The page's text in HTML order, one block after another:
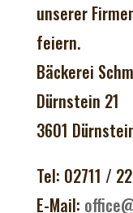
unserer
feiern.
Bäckerei
Dürnstein 21
3601
Tel: 02711 /
E-Mail: